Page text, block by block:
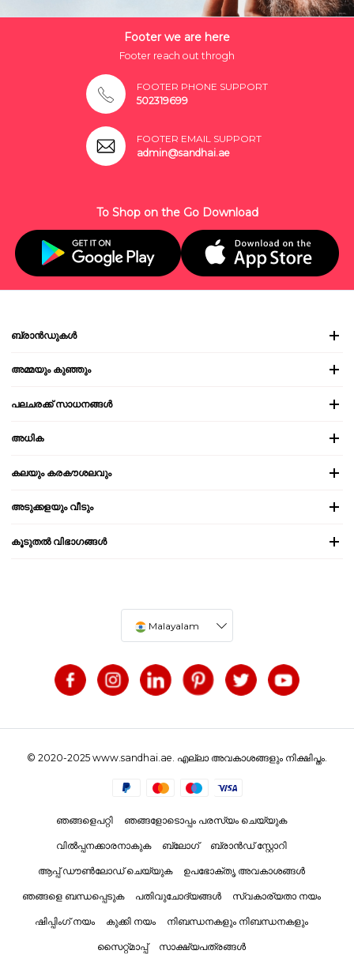
Footer we are here
Footer reach out throgh
FOOTER PHONE SUPPORT
502319699
FOOTER EMAIL SUPPORT
admin@sandhai.ae
To Shop on the Go Download
ബ്രാൻഡുകൾ
അമ്മയും കുഞ്ഞും
പലചരക്ക് സാധനങ്ങൾ
അധിക
കലയും കരകൗശലവും
അടുക്കളയും വീടും
കൂടുതൽ വിഭാഗങ്ങൾ
Malayalam
© 2020-2025 www.sandhai.ae. എല്ലാ അവകാശങ്ങളും നിക്ഷിപ്തം.
ഞങ്ങളെപറ്റി ഞങ്ങളോടൊപ്പം പരസ്യം ചെയ്യുക
വിൽപ്പനക്കാരനാകുക ബ്ലോഗ് ബ്രാൻഡ് സ്റ്റോറി
ആപ്പ് ഡൗൺലോഡ് ചെയ്യുക ഉപഭോക്തൃ അവകാശങ്ങൾ
ഞങ്ങളെ ബന്ധപ്പെടുക പതിവുചോദ്യങ്ങൾ സ്വകാര്യതാ നയം
ഷിപ്പിംഗ് നയം കുക്കി നയം നിബന്ധനകളും നിബന്ധനകളും
സൈറ്റ്മാപ്പ് സാക്ഷ്യപത്രങ്ങൾ